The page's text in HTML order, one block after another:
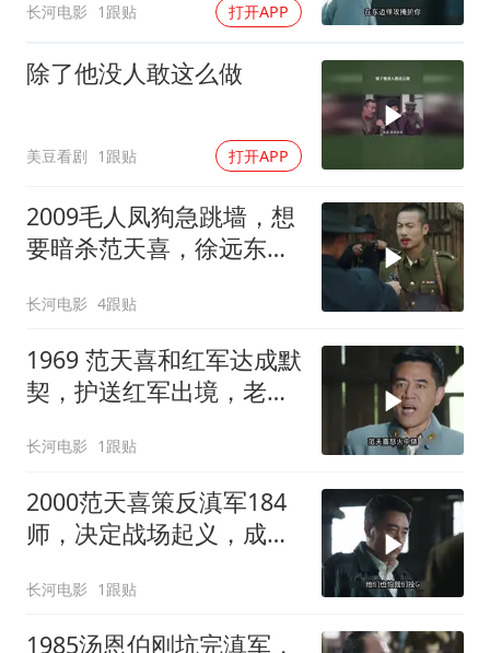
长河电影 1跟贴 打开APP
除了他没人敢这么做
美豆看剧 1跟贴 打开APP
2009毛人凤狗急跳墙，想
要暗杀范天喜，徐远东硬
长河电影 4跟贴
1969 范天喜和红军达成默
契，护送红军出境，老蒋
长河电影 1跟贴
2000范天喜策反滇军184
师，决定战场起义，成为
长河电影 1跟贴
1985汤恩伯刚坑完滇军，